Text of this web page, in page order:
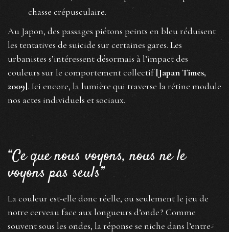
chasse crépusculaire.
Au Japon, des passages piétons peints en bleu réduisent
les tentatives de suicide sur certaines gares. Les
urbanistes s’intéressent désormais à l’impact des
couleurs sur le comportement collectif[Japan Times,
2009]. Ici encore, la lumière qui traverse la rétine module
nos actes individuels et sociaux.
“Ce que nous voyons, nous ne le
voyons pas seuls”
La couleur est-elle donc réelle, ou seulement le jeu de
notre cerveau face aux longueurs d’onde ? Comme
souvent sous les ondes, la réponse se niche dans l’entre-